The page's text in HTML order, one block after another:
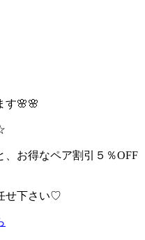
す🌸🌸
、お得なペア割引５％OFF
せ下さい♡